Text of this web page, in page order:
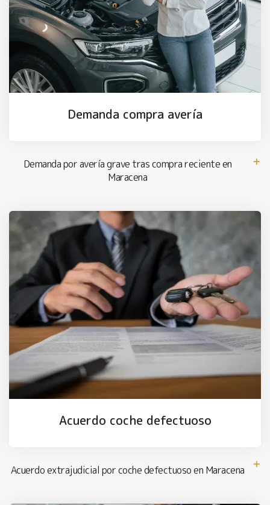
Demanda compra avería
Demanda por avería grave tras compra reciente en
Maracena
Acuerdo coche defectuoso
Acuerdo extrajudicial por coche defectuoso en Maracena